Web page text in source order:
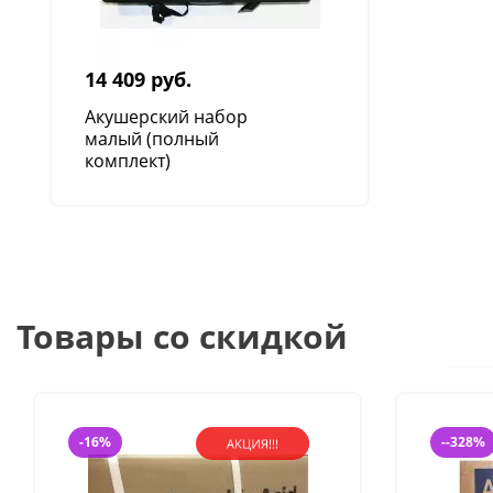
14 409 руб.
Акушерский набор
малый (полный
комплект)
Товары со скидкой
-16% --328%